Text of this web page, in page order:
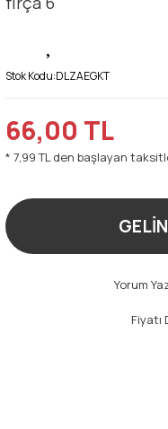
Stok Kodu:DLZAEGKT
66,00 TL
* 7,99 TL den başlayan
Yorum
Fiyatı